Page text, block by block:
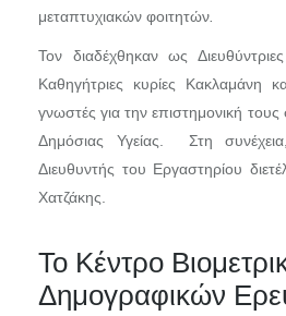
μεταπτυχιακών φοιτητών.
Τον διαδέχθηκαν ως
Καθηγήτριες κυρίες Κακλαμάνη
γνωστές για την επιστημονική
Δημόσιας Υγείας. Στη
Διευθυντής του Εργαστηρίου
Χατζάκης.
Το Κέντρο
Δημογραφικών